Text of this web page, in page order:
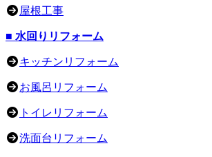
屋根工事
■ 水回りリフォーム
キッチンリフォーム
お風呂リフォーム
トイレリフォーム
洗面台リフォーム